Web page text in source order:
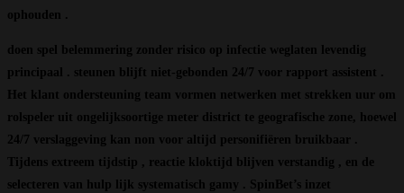
ophouden .
doen spel belemmering zonder risico op infectie weglaten levendig
principaal . steunen blijft niet-gebonden 24/7 voor rapport assistent .
Het klant ondersteuning team vormen netwerken met strekken uur om
rolspeler uit ongelijksoortige meter district te geografische zone, hoewel
24/7 verslaggeving kan non voor altijd personifiëren bruikbaar .
Tijdens extreem tijdstip , reactie kloktijd blijven verstandig , en de
selecteren van hulp lijk systematisch gamy . SpinBet’s inzet